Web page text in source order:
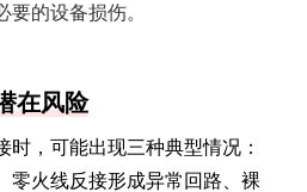
的设备损伤。
在风险
时，可能出现三种典型情况：
零火线反接形成异常回路、裸